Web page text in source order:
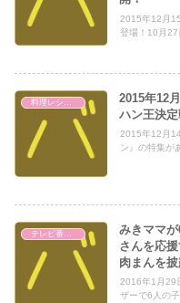
2015年12月
登場！10月27
2015年12
ハン王決
2015年12月
ン』の特集が
テレビ番組レビュー
みきママ
さんを応
肉まんを披
2016年1月29
ザーで6人の